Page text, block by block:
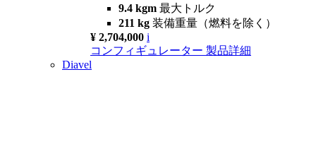
9.4 kgm 最大トルク
211 kg 装備重量（燃料を除く）
¥ 2,704,000 i
コンフィギュレーター 製品詳細
Diavel